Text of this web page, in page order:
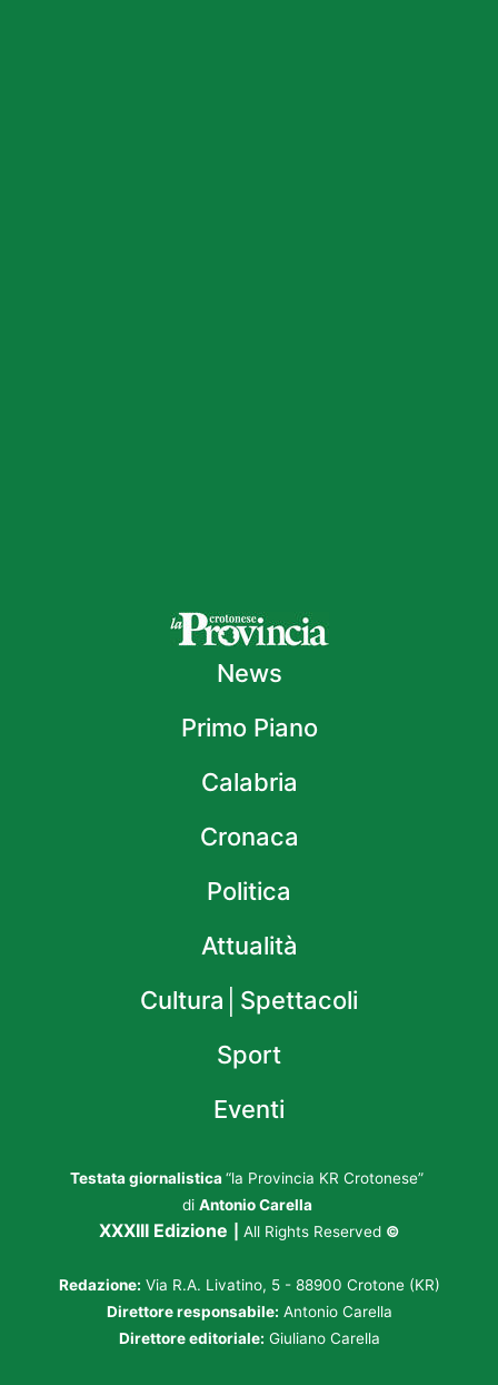
News
Primo Piano
Calabria
Cronaca
Politica
Attualità
Cultura│Spettacoli
Sport
Eventi
Testata giornalistica “la Provincia KR Crotonese”
di Antonio Carella
XXXIII Edizione All Rights Reserved ©
Redazione: Via R.A. Livatino, 5 - 88900 Crotone (KR)
Direttore responsabile: Antonio Carella
Direttore editoriale: Giuliano Carella